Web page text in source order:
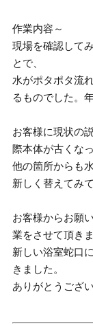
作業内容～
現場を確認して
とで、
水がポタポタ流
るものでした。
お客様に現状の
際本体が古くな
他の箇所からも
新しく替えてみ
お客様からお願
業をさせて頂きま
新しい浴室蛇口
きました。
ありがとうござい